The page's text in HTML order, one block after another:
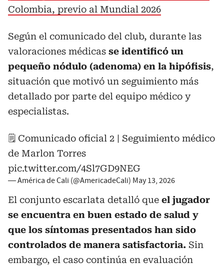
Colombia, previo al Mundial 2026
Según el comunicado del club, durante las
valoraciones médicas se identificó un
pequeño nódulo (adenoma) en la hipófisis,
situación que motivó un seguimiento más
detallado por parte del equipo médico y
especialistas.
🗒️ Comunicado oficial 2 | Seguimiento médico
de Marlon Torres
pic.twitter.com/4Sl7GD9NEG
— América de Cali (@AmericadeCali) May 13, 2026
El conjunto escarlata detalló que el jugador
se encuentra en buen estado de salud y
que los síntomas presentados han sido
controlados de manera satisfactoria. Sin
embargo, el caso continúa en evaluación